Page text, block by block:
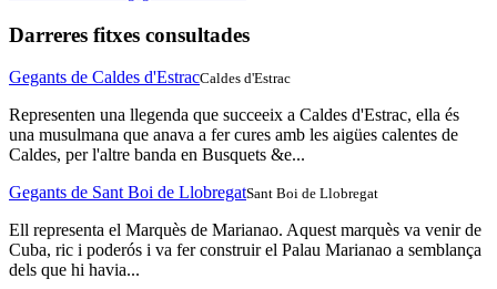
Darreres fitxes consultades
Gegants de Caldes d'EstracCaldes d'Estrac
Representen una llegenda que succeeix a Caldes d'Estrac, ella és
una musulmana que anava a fer cures amb les aigües calentes de
Caldes, per l'altre banda en Busquets &e...
Gegants de Sant Boi de LlobregatSant Boi de Llobregat
Ell representa el Marquès de Marianao. Aquest marquès va venir de
Cuba, ric i poderós i va fer construir el Palau Marianao a semblança
dels que hi havia...